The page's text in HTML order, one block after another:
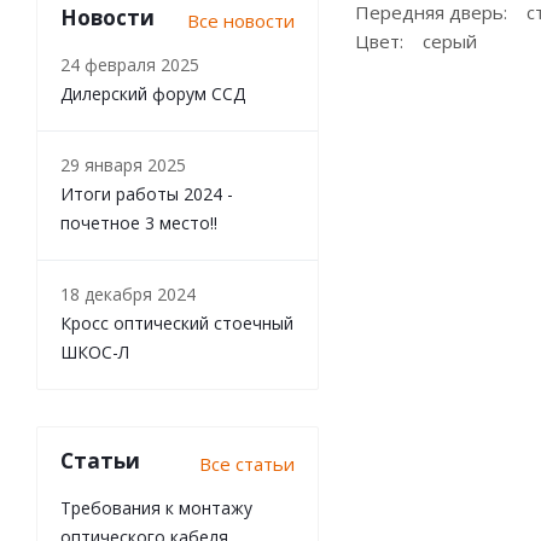
Передняя дверь:
Цвет: серый
Новости Все новости
24 февраля 2025
Дилерский форум ССД
29 января 2025
Итоги работы 2024 -
почетное 3 место!!
18 декабря 2024
Кросс оптический стоечный
ШКОС-Л
Статьи Все статьи
Требования к монтажу